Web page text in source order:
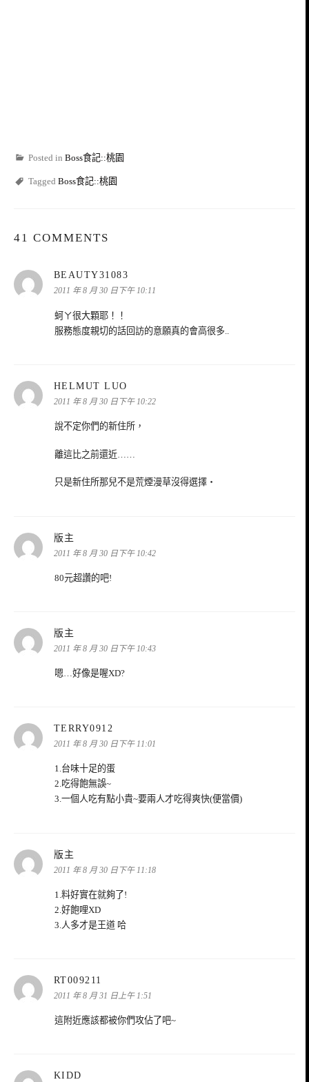
Posted in Boss食記::桃園
Tagged Boss食記::桃園
41 COMMENTS
BEAUTY31083
示:
2011 年 8 月 30 日下午 10:11
蚵ㄚ很大顆耶！！
服務態度親切的話回訪的意願真的會高很多..
HELMUT LUO
示:
2011 年 8 月 30 日下午 10:22
說不定你們的新住所，
離這比之前還近……
只是新住所那兒不是荒煙漫草沒得選擇‧
版主
示:
2011 年 8 月 30 日下午 10:42
80元超讚的吧!
版主
示:
2011 年 8 月 30 日下午 10:43
嗯…好像是喔XD?
TERRY0912
示:
2011 年 8 月 30 日下午 11:01
1.台味十足的蛋
2.吃得飽無誤~
3.一個人吃有點小貴~要兩人才吃得爽快(便當價)
版主
示:
2011 年 8 月 30 日下午 11:18
1.料好實在就夠了!
2.好飽哩XD
3.人多才是王道 哈
RT009211
示:
2011 年 8 月 31 日上午 1:51
這附近應該都被你們攻佔了吧~
KIDD